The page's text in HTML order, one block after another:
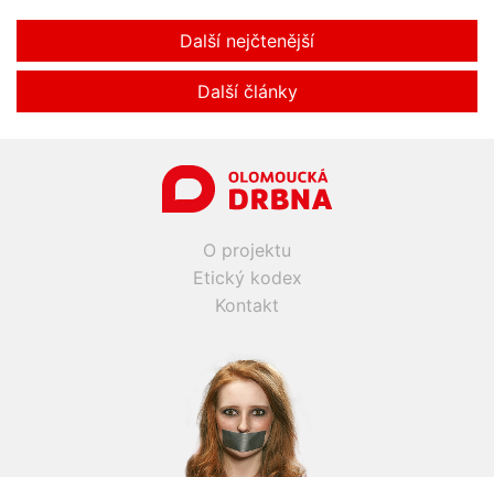
Další nejčtenější
Další články
O projektu
Etický kodex
Kontakt